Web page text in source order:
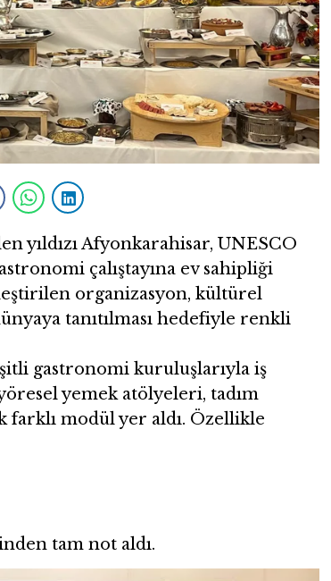
yıldızı Afyonkarahisar, UNESCO
çalıştayına ev sahipliği
organizasyon, kültürel
tanıtılması hedefiyle renkli
gastronomi kuruluşlarıyla iş
yemek atölyeleri, tadım
farklı modül yer aldı. Özellikle
tam not aldı.